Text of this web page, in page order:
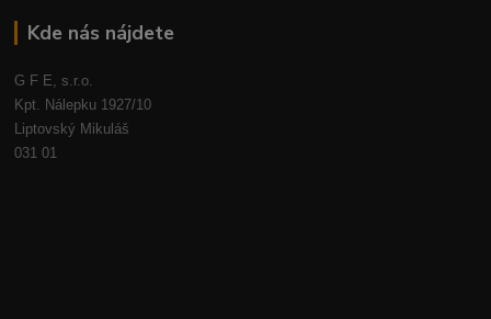
Kde nás nájdete
G F E, s.r.o.
Kpt. Nálepku 1927/10
Liptovský Mikuláš
031 01